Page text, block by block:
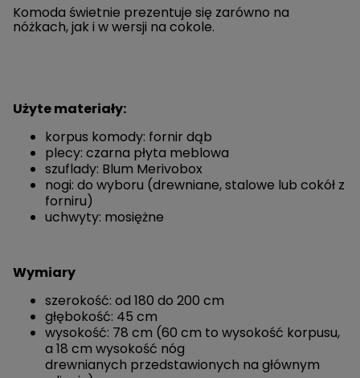
Komoda świetnie prezentuje się zarówno na
nóżkach, jak i w wersji na cokole.
Użyte materiały:
korpus komody: fornir dąb
plecy: czarna płyta meblowa
szuflady: Blum Merivobox
nogi: do wyboru (drewniane, stalowe lub cokół z
forniru)
uchwyty: mosiężne
Wymiary
szerokość: od 180 do 200 cm
głębokość: 45 cm
wysokość: 78 cm (60 cm to wysokość korpusu,
a 18 cm wysokość nóg
drewnianych przedstawionych na głównym